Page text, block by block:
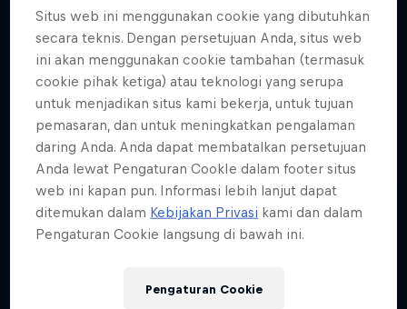
Situs web ini menggunakan cookie yang dibutuhkan
secara teknis. Dengan persetujuan Anda, situs web
ini akan menggunakan cookie tambahan (termasuk
cookie pihak ketiga) atau teknologi yang serupa
untuk menjadikan situs kami bekerja, untuk tujuan
pemasaran, dan untuk meningkatkan pengalaman
daring Anda. Anda dapat membatalkan persetujuan
Anda lewat Pengaturan CookIe dalam footer situs
web ini kapan pun. Informasi lebih lanjut dapat
ditemukan dalam Kebijakan Privasi kami dan dalam
Pengaturan Cookie langsung di bawah ini.
Pengaturan Cookie